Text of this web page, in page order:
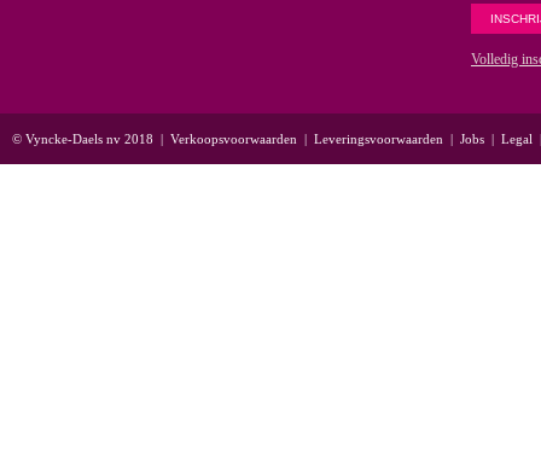
Volledig
© Vyncke-Daels nv 2018 | Verkoopsvoorwaarden | Leveringsvoorwaarden | Jobs | Legal